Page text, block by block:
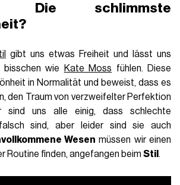
Die schlimmste
gibt uns etwas Freiheit und lässt uns
bisschen wie
Kate Moss fühlen. Diese
in Normalität und beweist, dass es
den Traum von verzweifelter Perfektion
sind uns alle einig, dass schlechte
sind, aber leider sind sie auch
Wesen müssen wir einen
Routine finden, angefangen beimStil .